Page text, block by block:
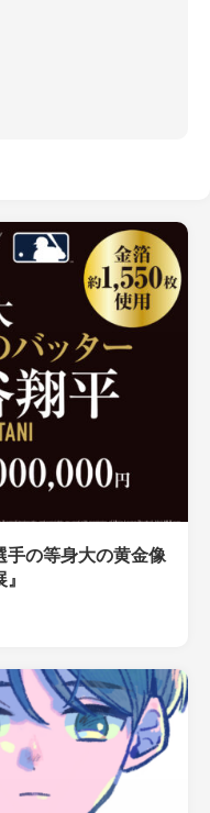
手の等身大の黄金像